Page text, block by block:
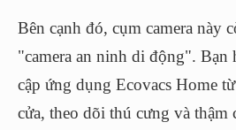
Bên cạnh đó, cụm camera này
"camera an ninh di động". Bạn
cập ứng dụng Ecovacs Home
cửa, theo dõi thú cưng và